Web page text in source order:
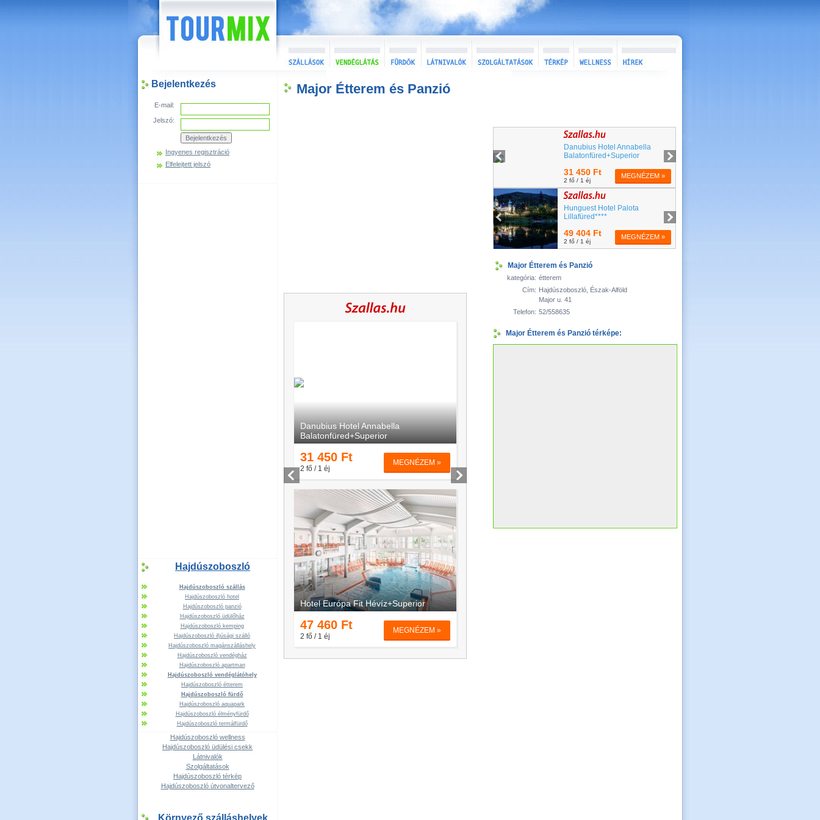
Bejelentkezés
E-mail:
Jelszó:
Ingyenes regisztráció
Elfelejtett jelszó
Hajdúszoboszló
Hajdúszoboszló szállás
Hajdúszoboszló hotel
Hajdúszoboszló panzió
Hajdúszoboszló üdülőház
Hajdúszoboszló kemping
Hajdúszoboszló ifjúsági szálló
Hajdúszoboszló magánszálláshely
Hajdúszoboszló vendégház
Hajdúszoboszló apartman
Hajdúszoboszló vendéglátóhely
Hajdúszoboszló étterem
Hajdúszoboszló fürdő
Hajdúszoboszló aquapark
Hajdúszoboszló élményfürdő
Hajdúszoboszló termálfürdő
Hajdúszoboszló wellness
Hajdúszoboszló üdülési csekk
Látnivalók
Szolgáltatások
Hajdúszoboszló térkép
Hajdúszoboszló útvonaltervező
Környező szálláshelyek
Major Étterem és Panzió
Major Étterem és Panzió
kategória: étterem
Cím: Hajdúszoboszló, Észak-Alföld
Major u. 41
Telefon: 52/558635
Major Étterem és Panzió térképe: